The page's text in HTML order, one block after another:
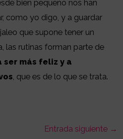
bien pequeño nos han
como yo digo, y a guardar
que supone tener un
las rutinas forman parte de
ser más feliz y a
, que es de lo que se trata.
Entrada siguiente →